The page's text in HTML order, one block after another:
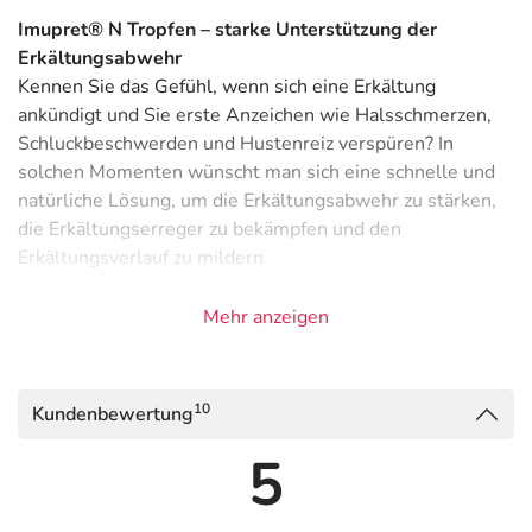
Imupret® N Tropfen – starke Unterstützung der
Erkältungsabwehr
Kennen Sie das Gefühl, wenn sich eine Erkältung
ankündigt und Sie erste Anzeichen wie Halsschmerzen,
Schluckbeschwerden und Hustenreiz verspüren? In
solchen Momenten wünscht man sich eine schnelle und
natürliche Lösung, um die Erkältungsabwehr zu stärken,
die Erkältungserreger zu bekämpfen und den
Erkältungsverlauf zu mildern.
Imupret® N Tropfen von Bionorica wirken effektiv bei den
ersten Symptomen einer beginnenden Erkältung. Die
Schafgarbe, Walnuss, Löwenzahn und Eiche. Frühzeitig
Immunsystem unterstützen und Erkältungssymptome
Mehr anzeigen
Kundenbewertung10
5